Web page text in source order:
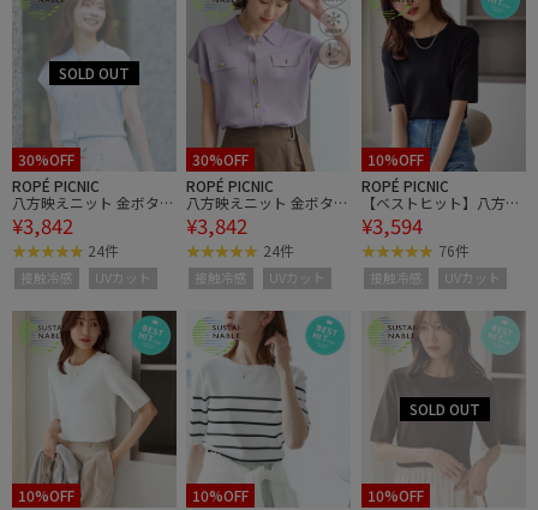
30%OFF
ROPÉ PICNIC
八方映えニット 金ボタン
フレンチスリーブポロカ
ラーカーディガン/UVカ
ット・接触冷感・イージ
ーケア
¥3,842
24件
接触冷感 UVカット
30%OFF
ROPÉ PICNIC
八方映えニット 金ボタン
フレンチスリーブポロカ
ラーカーディガン/UVカ
ット・接触冷感・イージ
ーケア
¥3,842
24件
接触冷感 UVカット
10%OFF
ROPÉ PICNIC
【ベストヒット】八方映
えニット ハーフスリーブ
ニット/UVカット・接触
冷感・イージーケア
¥3,594
76件
接触冷感 UVカット
10%OFF
10%OFF
10%OFF